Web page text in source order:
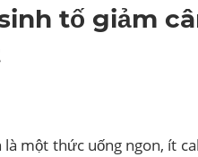
tố giảm
là một thức uống ngon, ít